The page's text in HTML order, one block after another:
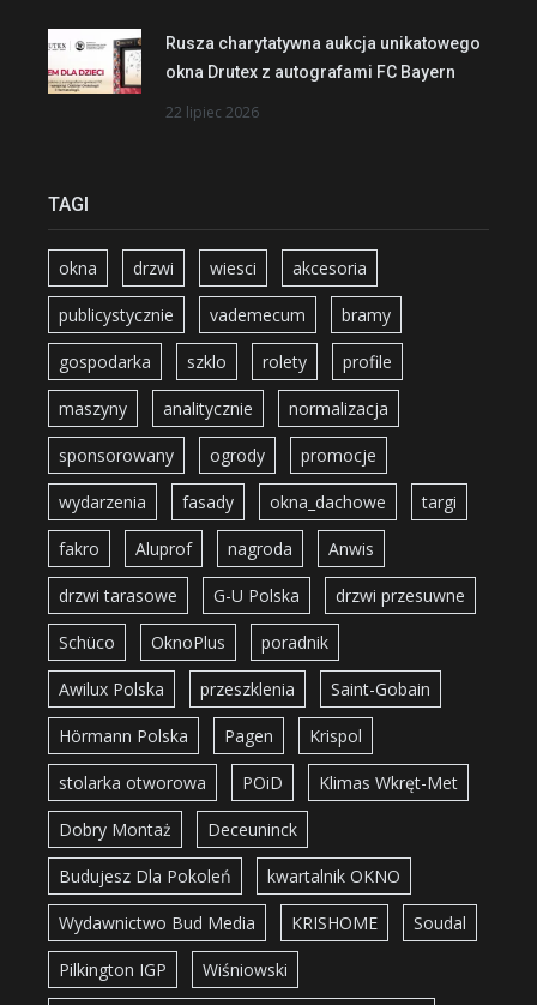
Rusza charytatywna aukcja unikatowego
okna Drutex z autografami FC Bayern
22 lipiec 2026
TAGI
okna drzwi wiesci akcesoria
publicystycznie vademecum bramy
gospodarka szklo rolety profile
maszyny analitycznie normalizacja
sponsorowany ogrody promocje
wydarzenia fasady okna_dachowe targi
fakro Aluprof nagroda Anwis
drzwi tarasowe G-U Polska drzwi przesuwne
Schüco OknoPlus poradnik
Awilux Polska przeszklenia Saint-Gobain
Hörmann Polska Pagen Krispol
stolarka otworowa POiD Klimas Wkręt-Met
Dobry Montaż Deceuninck
Budujesz Dla Pokoleń kwartalnik OKNO
Wydawnictwo Bud Media KRISHOME Soudal
Pilkington IGP Wiśniowski